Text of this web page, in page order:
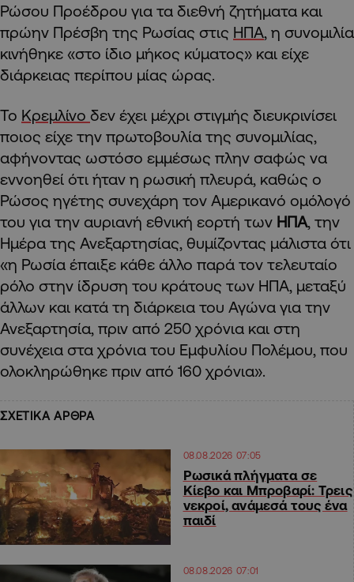
Ρώσου Προέδρου για τα διεθνή ζητήματα και
πρώην Πρέσβη της Ρωσίας στις ΗΠΑ, η συνομιλία
κινήθηκε «στο ίδιο μήκος κύματος» και είχε
διάρκειας περίπου μίας ώρας.
Το Κρεμλίνο δεν έχει μέχρι στιγμής διευκρινίσει
ποιος είχε την πρωτοβουλία της συνομιλίας,
αφήνοντας ωστόσο εμμέσως πλην σαφώς να
εννοηθεί ότι ήταν η ρωσική πλευρά, καθώς ο
Ρώσος ηγέτης συνεχάρη τον Αμερικανό ομόλογό
του για την αυριανή εθνική εορτή των ΗΠΑ, την
Ημέρα της Ανεξαρτησίας, θυμίζοντας μάλιστα ότι
«η Ρωσία έπαιξε κάθε άλλο παρά τον τελευταίο
ρόλο στην ίδρυση του κράτους των ΗΠΑ, μεταξύ
άλλων και κατά τη διάρκεια του Αγώνα για την
Ανεξαρτησία, πριν από 250 χρόνια και στη
συνέχεια στα χρόνια του Εμφυλίου Πολέμου, που
ολοκληρώθηκε πριν από 160 χρόνια».
ΣΧΕΤΙΚΑ ΑΡΘΡΑ
08.08.2026 07:05
Ρωσικά πλήγματα σε
Κίεβο και Μπροβαρί: Τρεις
νεκροί, ανάμεσά τους ένα
παιδί
08.08.2026 07:01